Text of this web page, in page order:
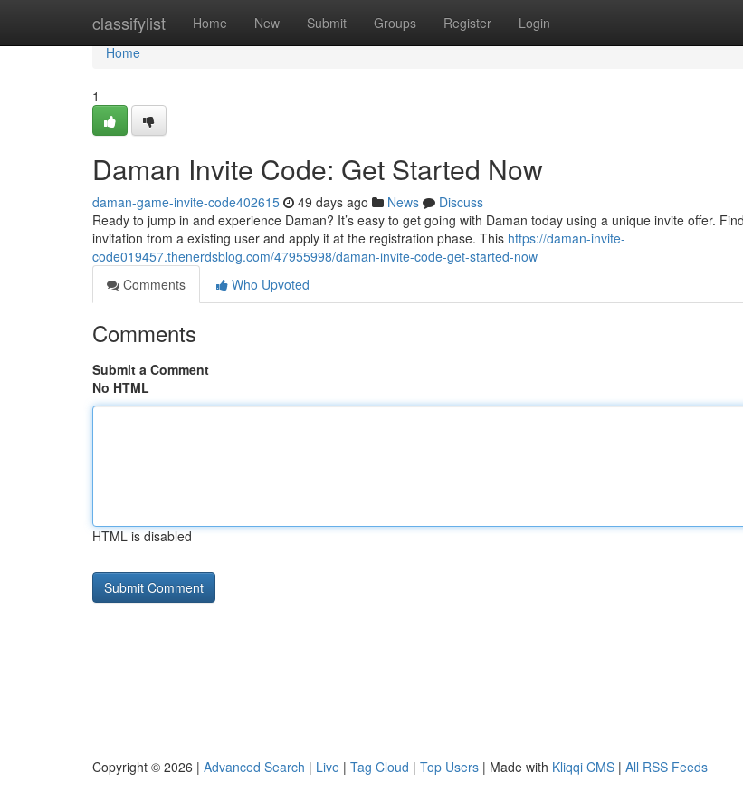
classifylist Home New Submit Groups Register Login
Home
Home
1
Daman Invite Code: Get Started Now
daman-game-invite-code402615 49 days ago News
Discuss
Ready to jump in and experience Daman? It’s easy to get going with Daman today using a unique invite offer.
invitation from a existing user and apply it at the registration phase. This https://daman-invite-
code019457.thenerdsblog.com/47955998/daman-invite-code-get-started-now
Comments
Who Upvoted
Comments
Submit a Comment
No HTML
HTML is disabled
Copyright © 2026 | Advanced Search | Live | Tag Cloud | Top Users | Made with Kliqqi CMS | All RSS Feeds